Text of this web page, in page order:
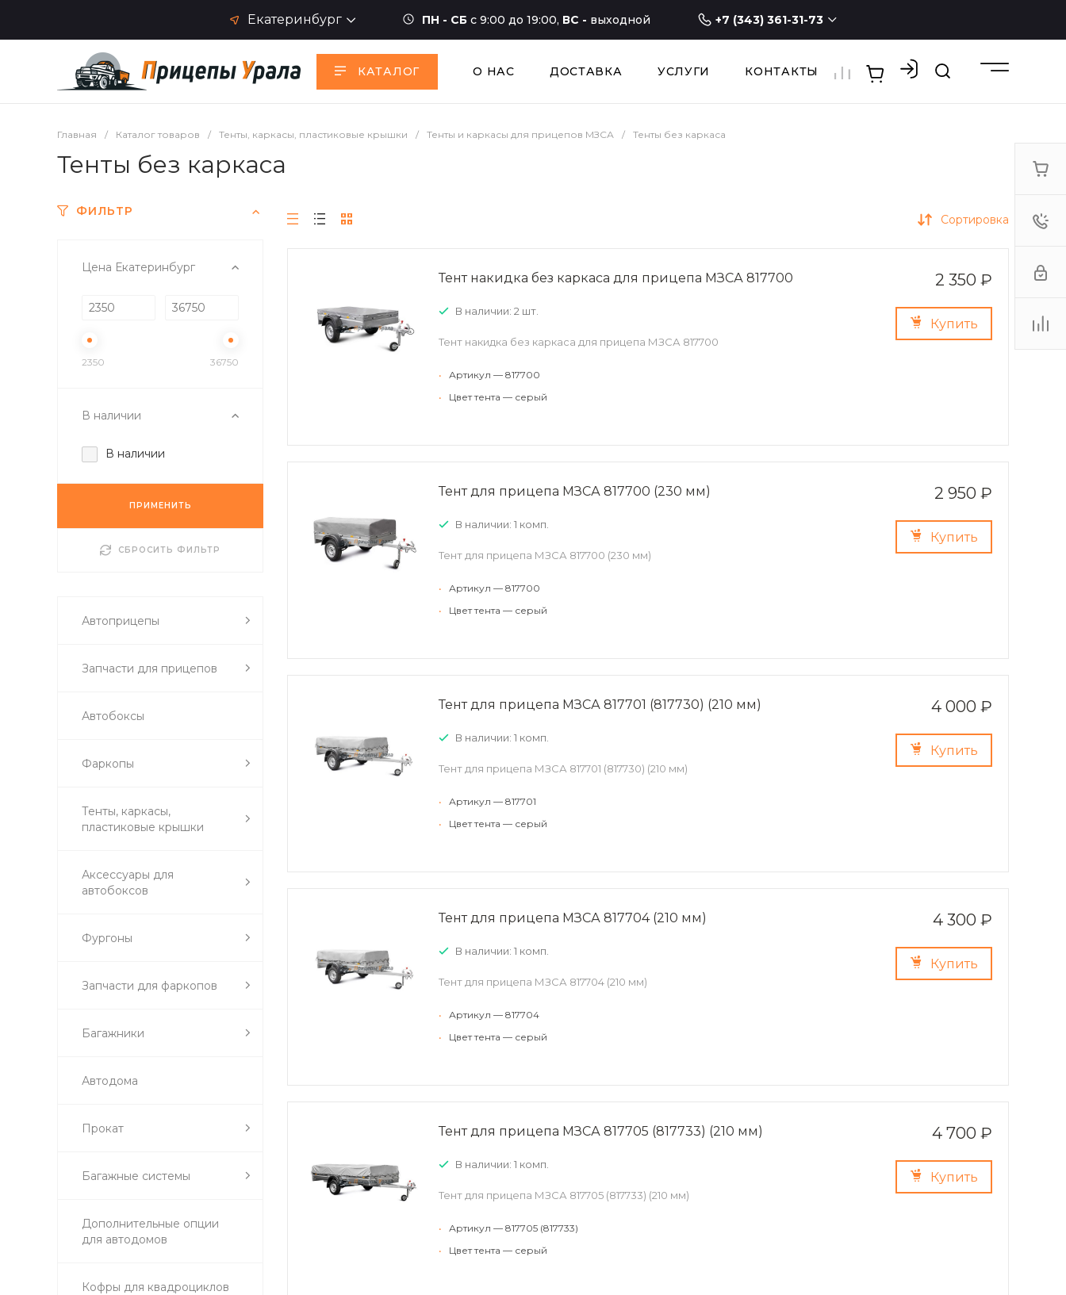
Екатеринбург ПН - СБ с 9:00 до 19:00, ВС - выходной +7 (343) 361-31-73
+7 (343) 361-31-73
3613173@mail.ru
КАТАЛОГ О НАС ДОСТАВКА УСЛУГИ КОНТАКТЫ
Главная / Каталог товаров / Тенты, каркасы, пластиковые крышки / Тенты и каркасы для прицепов МЗСА / Тенты без каркаса
Тенты без каркаса
ФИЛЬТР
Цена Екатеринбург
2350 36750
В наличии
В наличии
ПРИМЕНИТЬ
СБРОСИТЬ ФИЛЬТР
Автоприцепы
Запчасти для прицепов
Автобоксы
Фаркопы
Тенты, каркасы,
пластиковые крышки
Аксессуары для
автобоксов
Фургоны
Запчасти для фаркопов
Багажники
Автодома
Прокат
Багажные системы
Дополнительные опции
для автодомов
Кофры для квадроциклов
Сортировка
2 350 ₽
Купить
Тент накидка без каркаса для прицепа МЗСА 817700
В наличии: 2 шт.
Тент накидка без каркаса для прицепа МЗСА 817700
•
Артикул — 817700
•
Цвет тента — серый
2 950 ₽
Купить
Тент для прицепа МЗСА 817700 (230 мм)
В наличии: 1 комп.
Тент для прицепа МЗСА 817700 (230 мм)
•
Артикул — 817700
•
Цвет тента — серый
4 000 ₽
Купить
Тент для прицепа МЗСА 817701 (817730) (210 мм)
В наличии: 1 комп.
Тент для прицепа МЗСА 817701 (817730) (210 мм)
•
Артикул — 817701
•
Цвет тента — серый
4 300 ₽
Купить
Тент для прицепа МЗСА 817704 (210 мм)
В наличии: 1 комп.
Тент для прицепа МЗСА 817704 (210 мм)
•
Артикул — 817704
•
Цвет тента — серый
4 700 ₽
Купить
Тент для прицепа МЗСА 817705 (817733) (210 мм)
В наличии: 1 комп.
Тент для прицепа МЗСА 817705 (817733) (210 мм)
•
Артикул — 817705 (817733)
•
Цвет тента — серый